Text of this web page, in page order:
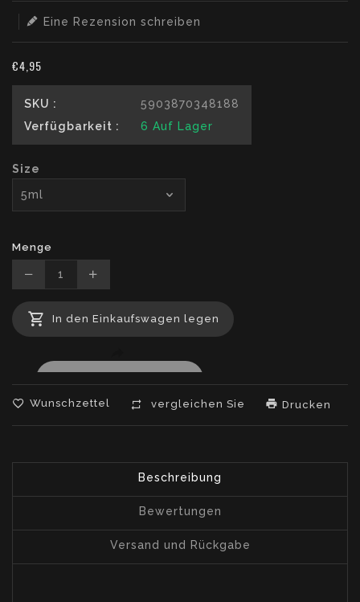
Eine Rezension schreiben
€4,95
SKU :
5903870348188
Verfügbarkeit :
6 Auf Lager
Size
Menge
Translation
missing:
de.products.product.decrease
Translation
missing:
de.products.product.increase
In den Einkaufswagen legen
Wunschzettel vergleichen Sie Drucken
Beschreibung
Bewertungen
Versand und Rückgabe